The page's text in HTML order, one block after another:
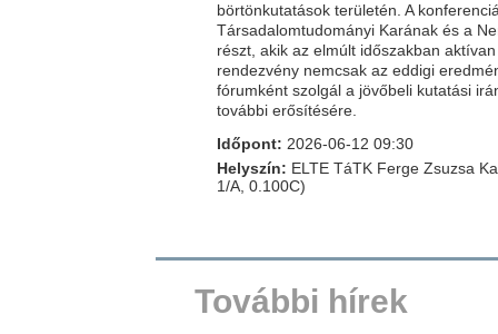
börtönkutatások területén. A
Társadalomtudományi Karának és a
részt, akik az elmúlt időszakban
rendezvény nemcsak az eddigi
fórumként szolgál a jövőbeli kutatási
további erősítésére.
Időpont: 2026-06-12 09:30
Helyszín: ELTE TáTK Ferge Zsuzsa
1/A, 0.100C)
További hírek